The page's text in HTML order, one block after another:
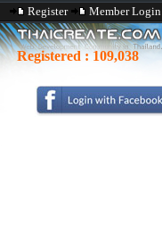
Register Member Login
Registered : 109,038